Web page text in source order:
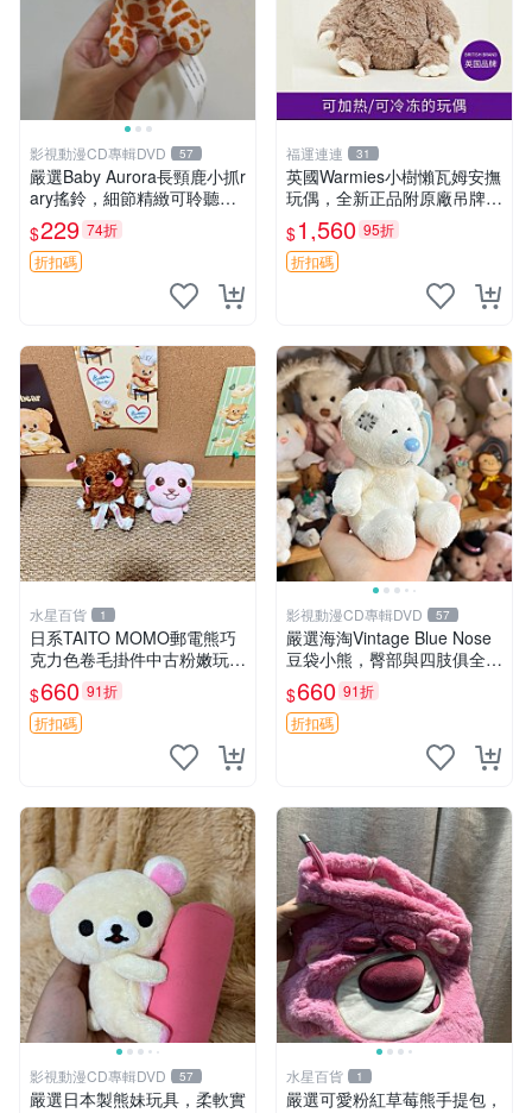
影視動漫CD專輯DVD 57
嚴選Baby Aurora長頸鹿小抓r
ary搖鈴，細節精緻可聆聽清
脆鈴音 軟萌可愛 定制紀念 金
屬搖鈴 新手媽咪推薦 長頸鹿
抓rary 搖鈴
$229 74折
折扣碼
福運連連 31
英國Warmies小樹懶瓦姆安撫
玩偶，全新正品附原廠吊牌與
防塵袋，內藏薰衣草可加熱，
適合各個年齡層，冷暖兩用享
受抱抱樂趣，不容錯過嚴選好
$1,560 95折
折扣碼
水星百貨 1
日系TAITO MOMO郵電熊巧
克力色卷毛掛件中古粉嫩玩偶
微瑕推薦 postpet momo 郵
電熊 中古玩偶
$660 91折
折扣碼
影視動漫CD專輯DVD 57
嚴選海淘Vintage Blue Nose
豆袋小熊，臀部與四肢俱全，
坐高11公分，附原盒與吊牌
收藏。藍鼻子小熊，值得擁有
玩具 憶熊
$660 91折
折扣碼
影視動漫CD專輯DVD 57
嚴選日本製熊妹玩具，柔軟實
水星百貨 1
嚴選可愛粉紅草莓熊手提包，